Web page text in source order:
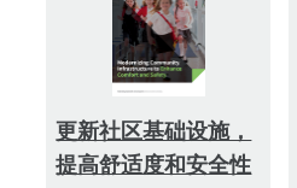
更新社区基础设施，
提高舒适度和安全性